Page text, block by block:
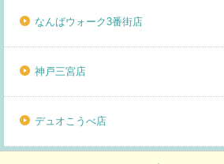
なんばウォーク3番街店
神戸三宮店
デュオこうべ店